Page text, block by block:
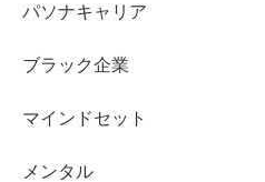
パソナキャリア
ブラック企業
マインドセット
メンタル